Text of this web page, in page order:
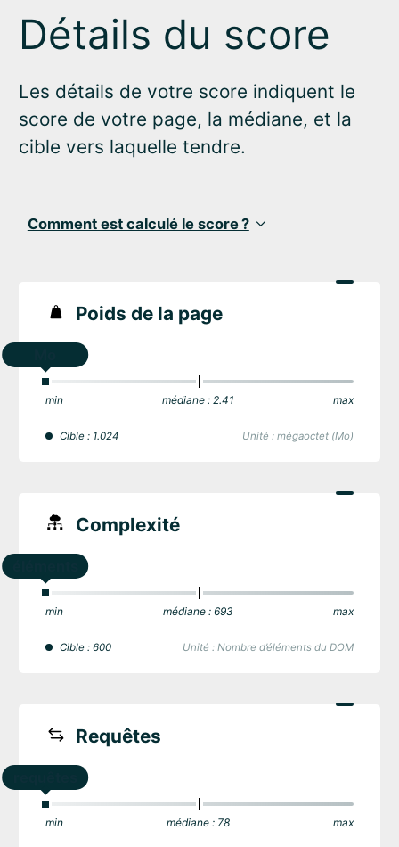
Détails du score
Les détails de votre score indiquent le
score de votre page, la médiane, et la
cible vers laquelle tendre.
Comment est calculé le score ?
Poids de la page
min médiane : 2.41 max
Cible : 1.024 Unité : mégaoctet (Mo)
Complexité
min médiane : 693 max
Cible : 600 Unité : Nombre d’éléments du DOM
Requêtes
min médiane : 78 max